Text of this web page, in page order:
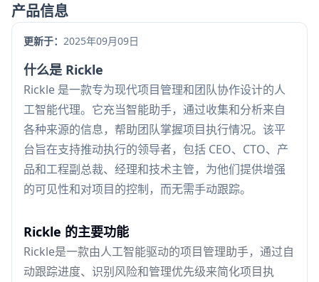
产品信息
更新于： 2025年09月09日
什么是 Rickle
Rickle 是一款专为现代项目管理和团队协作设计的人
工智能代理。它充当智能助手，通过收集和分析来自
各种来源的信息，帮助团队掌握项目执行情况。该平
台旨在支持推动执行的领导者，包括 CEO、CTO、产
品和工程副总裁、经理和技术主管，为他们提供增强
的可见性和对项目的控制，而无需手动跟踪。
Rickle 的主要功能
Rickle是一款由人工智能驱动的项目管理助手，通过自
动跟踪进度、识别风险和管理优先级来简化项目执